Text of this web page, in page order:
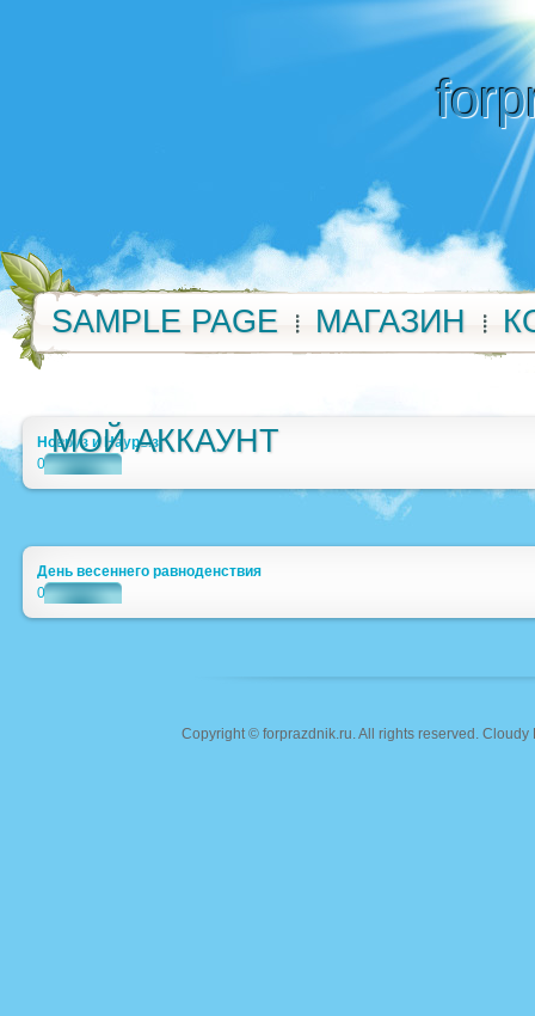
SAMPLE PAGE МАГАЗИН
МОЙ АККАУНТ
Новруз и Наурыз
0
День весеннего равноденствия
0
Copyright © forprazdnik.ru. All rights reserved.